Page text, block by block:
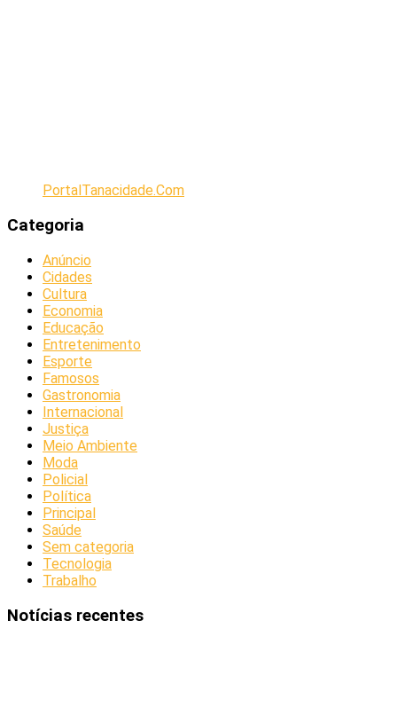
PortalTanacidade.Com
Categoria
Anúncio
Cidades
Cultura
Economia
Educação
Entretenimento
Esporte
Famosos
Gastronomia
Internacional
Justiça
Meio Ambiente
Moda
Policial
Política
Principal
Saúde
Sem categoria
Tecnologia
Trabalho
Notícias recentes